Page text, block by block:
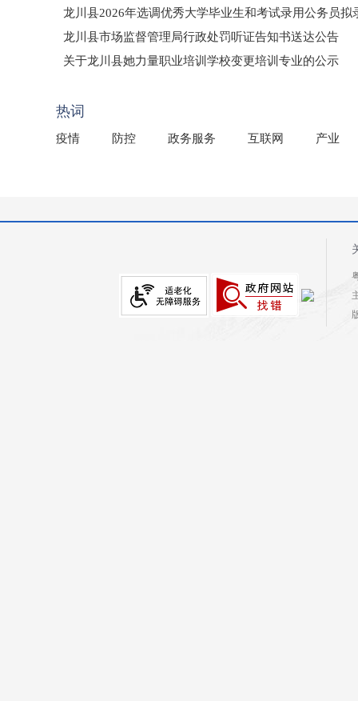
龙川县2026年选调优秀大学毕业生和考试录用公务员拟
龙川县市场监督管理局行政处罚听证告知书送达公告
（龙市监罚送告〔2026〕71号）
关于龙川县她力量职业培训学校变更培训专业的公示
热词
疫情 防控 政务服务 互联网 产业